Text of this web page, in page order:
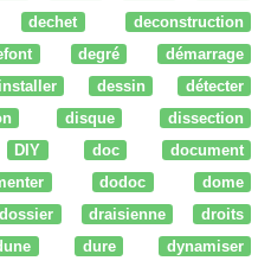
dechet
deconstruction
degré
démarrage
dessin
détecter
disque
dissection
DIY doc
document
dodoc
dome
dossier draisienne
droits
dure
dynamiser